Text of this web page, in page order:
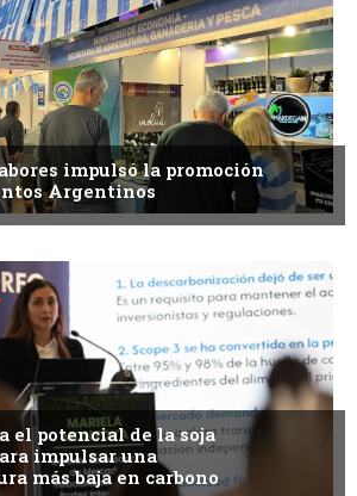
impulsó la promoción
Argentinos
el potencial de la soja
impulsar una
más baja en carbono